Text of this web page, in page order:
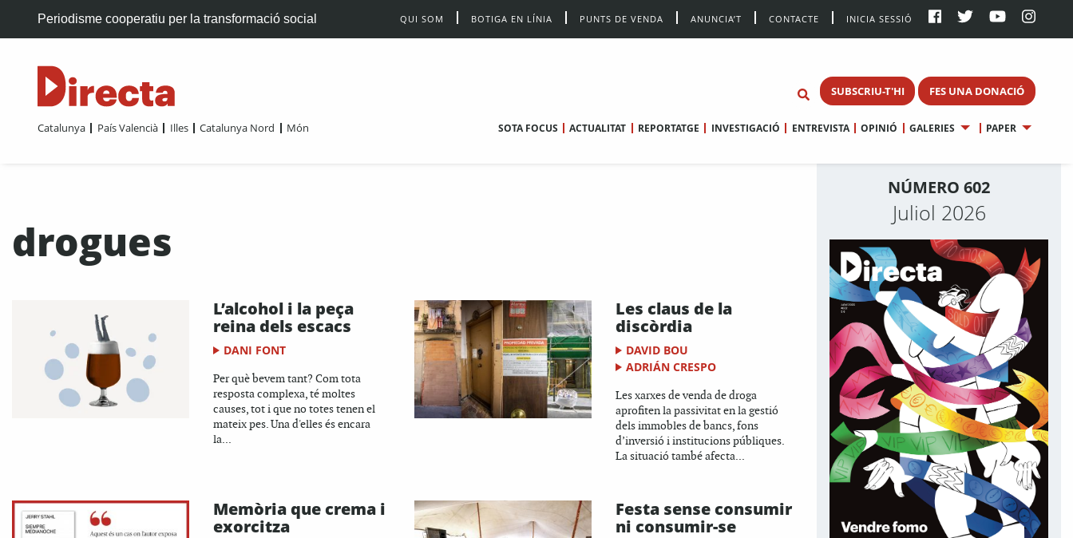
Periodisme cooperatiu per la transformació social QUI SOM BOTIGA EN LÍNIA PUNTS DE VENDA ANUNCIA’T CONTACTE INICIA SESSIÓ
SUBSCRIU-T'HI FES UNA DONACIÓ
Catalunya País Valencià Illes Catalunya Nord Món SOTA FOCUS ACTUALITAT REPORTATGE INVESTIGACIÓ ENTREVISTA OPINIÓ GALERIES PAPER
drogues
L’alcohol i la peça
reina dels escacs
DANI FONT
Per què bevem tant? Com tota
resposta complexa, té moltes
causes, tot i que no totes tenen el
mateix pes. Una d'elles és encara
la...
Les claus de la
discòrdia
DAVID BOU
ADRIÁN CRESPO
Les xarxes de venda de droga
aprofiten la passivitat en la gestió
dels immobles de bancs, fons
d’inversió i institucions públiques.
La situació també afecta...
Memòria que crema i
exorcitza
Festa sense consumir
ni consumir-se
NÚMERO 602
Juliol 2026